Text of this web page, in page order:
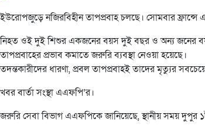
ইউরোপজুড়ে নজিরবিহীন তাপপ্রবাহ চলছে। সোমবার
নিহত ওই দুই শিশুর একজনের বয়স দুই বছর ও অন্য জনের বয়স
তাপপ্রবাহের প্রভাব কমাতে জরুরি ব্যবস্থা নেওয়া হয়েছে।
তদন্তকারীদের ধারণা, প্রবল তাপপ্রবাহই তাদের মৃত্যুর
খবর বার্তা সংস্থা এএফপি’র।
জরুরি সেবা বিভাগ এএফপিকে জানিয়েছে, স্থানীয় সময় দুপুর